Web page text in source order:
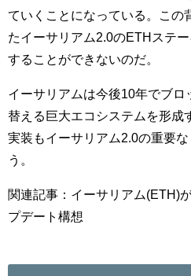
ていくことになっている。この
たイーサリアム2.0のETHステ
することができないのだ。
イーサリアムは今後10年でブロ
替える巨大エコシステムを形成
実装もイーサリアム2.0の重要
う。
関連記事：イーサリアム(ETH)
プデート構想